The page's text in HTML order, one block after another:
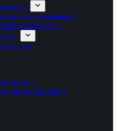
+
снегоуборщики +
+
+
+
+
для триммеров +